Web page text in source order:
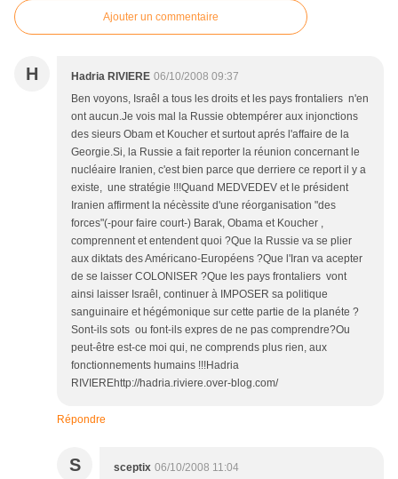
Ajouter un commentaire
H Hadria RIVIERE 06/10/2008 09:37
Ben voyons, Israêl a tous les droits et les pays frontaliers n'en
ont aucun.Je vois mal la Russie obtempérer aux injonctions
des sieurs Obam et Koucher et surtout aprés l'affaire de la
Georgie.Si, la Russie a fait reporter la réunion concernant le
nucléaire Iranien, c'est bien parce que derriere ce report il y a
existe, une stratégie !!!Quand MEDVEDEV et le président
Iranien affirment la nécèssite d'une réorganisation "des
forces"(-pour faire court-) Barak, Obama et Koucher ,
comprennent et entendent quoi ?Que la Russie va se plier
aux diktats des Américano-Européens ?Que l'Iran va acepter
de se laisser COLONISER ?Que les pays frontaliers vont
ainsi laisser Israêl, continuer à IMPOSER sa politique
sanguinaire et hégémonique sur cette partie de la planéte ?
Sont-ils sots ou font-ils expres de ne pas comprendre?Ou
peut-être est-ce moi qui, ne comprends plus rien, aux
fonctionnements humains !!!Hadria
RIVIEREhttp://hadria.riviere.over-blog.com/
Répondre
S sceptix 06/10/2008 11:04